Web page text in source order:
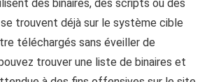
des binaires, des scripts ou des
trouvent déjà sur le système cible
téléchargés sans éveiller de
trouver une liste de binaires et